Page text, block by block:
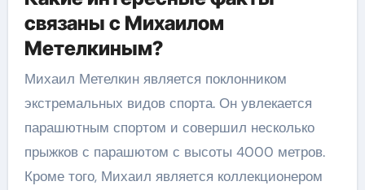
связаны с Михаилом
Метелкиным?
Михаил Метелкин является поклонником
экстремальных видов спорта. Он увлекается
парашютным спортом и совершил несколько
прыжков с парашютом с высоты 4000 метров.
Кроме того, Михаил является коллекционером